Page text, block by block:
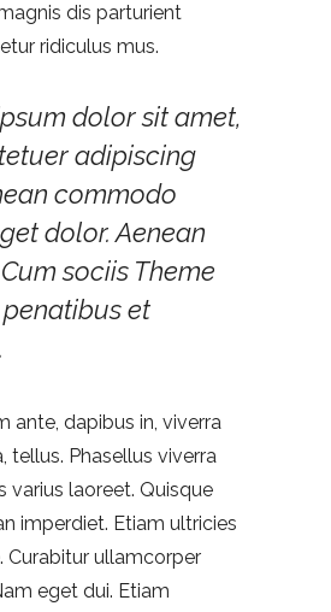
dis parturient
ridiculus mus.
dolor sit amet,
adipiscing
commodo
dolor. Aenean
sociis Theme
et
ante, dapibus in, viverra
tellus. Phasellus viverra
varius laoreet. Quisque
imperdiet. Etiam ultricies
Curabitur ullamcorper
eget dui. Etiam